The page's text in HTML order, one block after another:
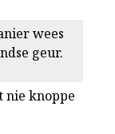
wees
geur.
nie knoppe